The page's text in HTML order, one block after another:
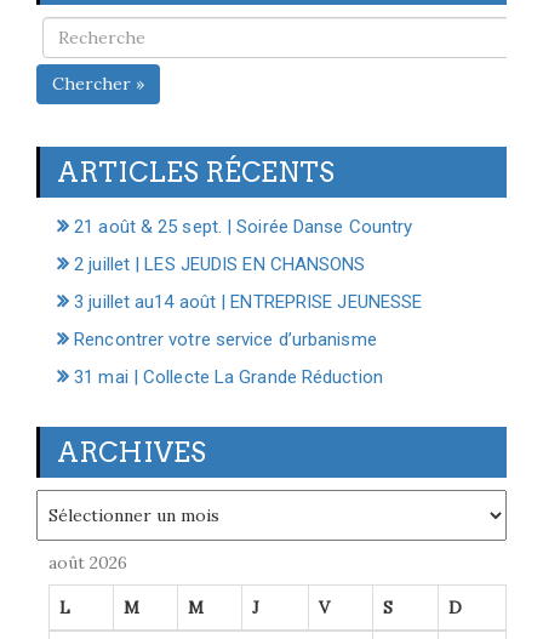
Chercher »
ARTICLES RÉCENTS
21 août & 25 sept. | Soirée Danse Country
2 juillet | LES JEUDIS EN CHANSONS
3 juillet au14 août | ENTREPRISE JEUNESSE
Rencontrer votre service d’urbanisme
31 mai | Collecte La Grande Réduction
ARCHIVES
août 2026
L M M J V S D